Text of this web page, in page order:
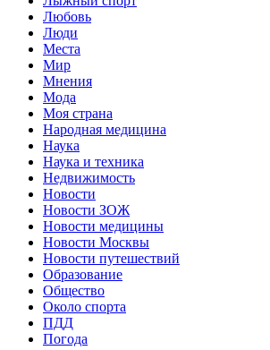
Любовь
Люди
Места
Мир
Мнения
Мода
Моя страна
Народная медицина
Наука
Наука и техника
Недвижимость
Новости
Новости ЗОЖ
Новости медицины
Новости Москвы
Новости путешествий
Образование
Общество
Около спорта
ПДД
Погода